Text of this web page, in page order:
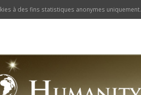
à des fins statistiques anonymes uniquement.